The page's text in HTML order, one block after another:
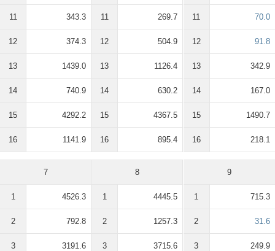
11 343.3
12 374.3
13 1439.0
14 740.9
15 4292.2
16 1141.9
11 269.7
12 504.9
13 1126.4
14 630.2
15 4367.5
16 895.4
11 70.0
12 91.8
13 342.9
14 167.0
15 1490.7
16 218.1
7
1 4526.3
2 792.8
3 3191.6
8
1 4445.5
2 1257.3
3 3715.6
9
1 715.3
2 31.6
3 249.9